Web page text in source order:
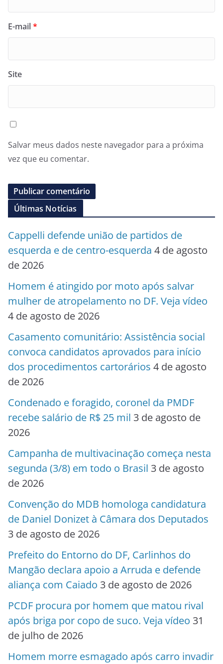
E-mail*
Site
Salvar meus dados neste navegador para a próxima
vez que eu comentar.
Últimas Notícias
Cappelli defende união de partidos de
esquerda e de centro-esquerda 4 de agosto
de 2026
Homem é atingido por moto após salvar
mulher de atropelamento no DF. Veja vídeo
4 de agosto de 2026
Casamento comunitário: Assistência social
convoca candidatos aprovados para início
dos procedimentos cartorários 4 de agosto
de 2026
Condenado e foragido, coronel da PMDF
recebe salário de R$ 25 mil 3 de agosto de
2026
Campanha de multivacinação começa nesta
segunda (3/8) em todo o Brasil 3 de agosto
de 2026
Convenção do MDB homologa candidatura
de Daniel Donizet à Câmara dos Deputados
3 de agosto de 2026
Prefeito do Entorno do DF, Carlinhos do
Mangão declara apoio a Arruda e defende
aliança com Caiado 3 de agosto de 2026
PCDF procura por homem que matou rival
após briga por copo de suco. Veja vídeo 31
de julho de 2026
Homem morre esmagado após carro invadir